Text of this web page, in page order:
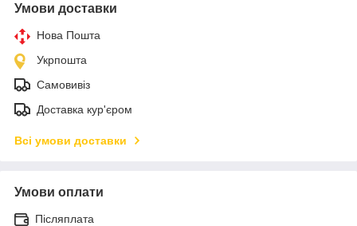
Умови доставки
Нова Пошта
Укрпошта
Самовивіз
Доставка кур'єром
Всі умови доставки
Умови оплати
Післяплата